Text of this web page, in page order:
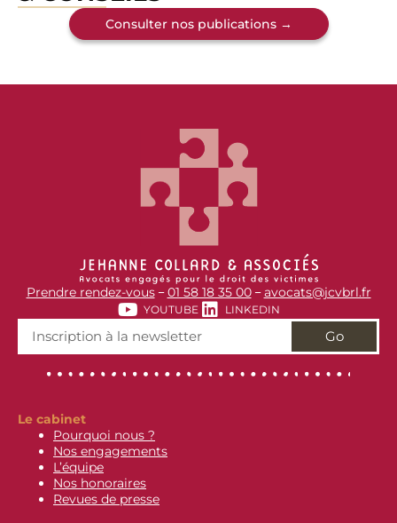
Consulter nos publications →
Prendre rendez-vous–01 58 18 35 00–avocats@jcvbrl.fr
YOUTUBE LINKEDIN
Go
Le cabinet
Pourquoi nous ?
Nos engagements
L’équipe
Nos honoraires
Revues de presse